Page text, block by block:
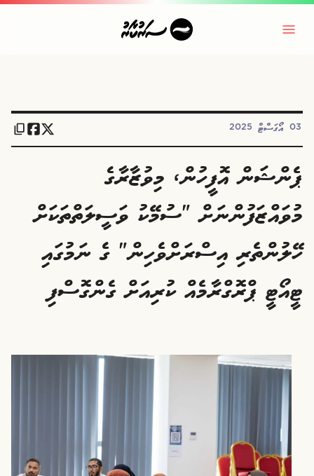
03 އޯގަސްޓް 2025
ޕެންޝަން އޮފީހުން، މިވުޒާރާގެ
މުވައްޒަފުންނަށް "ސުމޭކު ވަސީލަތްތަކަށް
ހޭލުންތެރި އިސްރަށްވެހިން" ގެ ނަމުގައި
ޓީއޯޓީ ޕްރޮގްރާމެއް ކުރިއަށް ގެންގޮސްފި